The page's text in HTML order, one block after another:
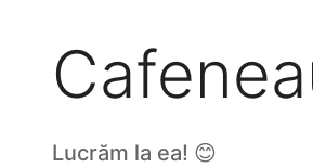
Lucrăm la ea! 😊